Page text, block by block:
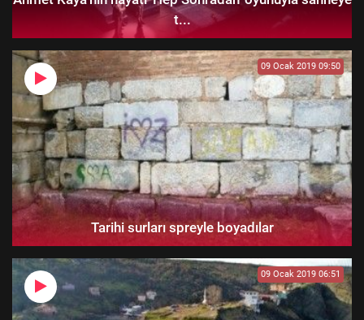
t...
09 Ocak 2019 09:50
Tarihi surları spreyle boyadılar
09 Ocak 2019 06:51